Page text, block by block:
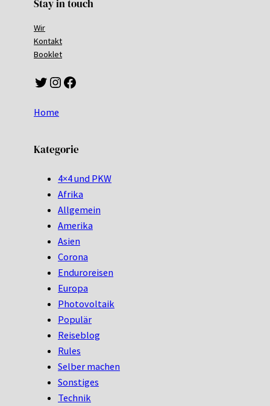
Stay in touch
Wir
Kontakt
Booklet
Twitter Instagram Facebook
Home
Kategorie
4×4 und PKW
Afrika
Allgemein
Amerika
Asien
Corona
Enduroreisen
Europa
Photovoltaik
Populär
Reiseblog
Rules
Selber machen
Sonstiges
Technik